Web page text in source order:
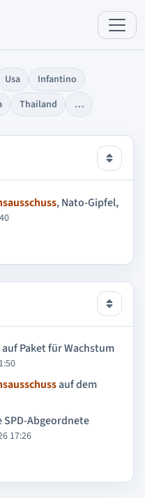
Usa
Infantino
Thailand …
, Nato-Gipfel,
Paket für Wachstum
auf dem
SPD-Abgeordnete
17:26